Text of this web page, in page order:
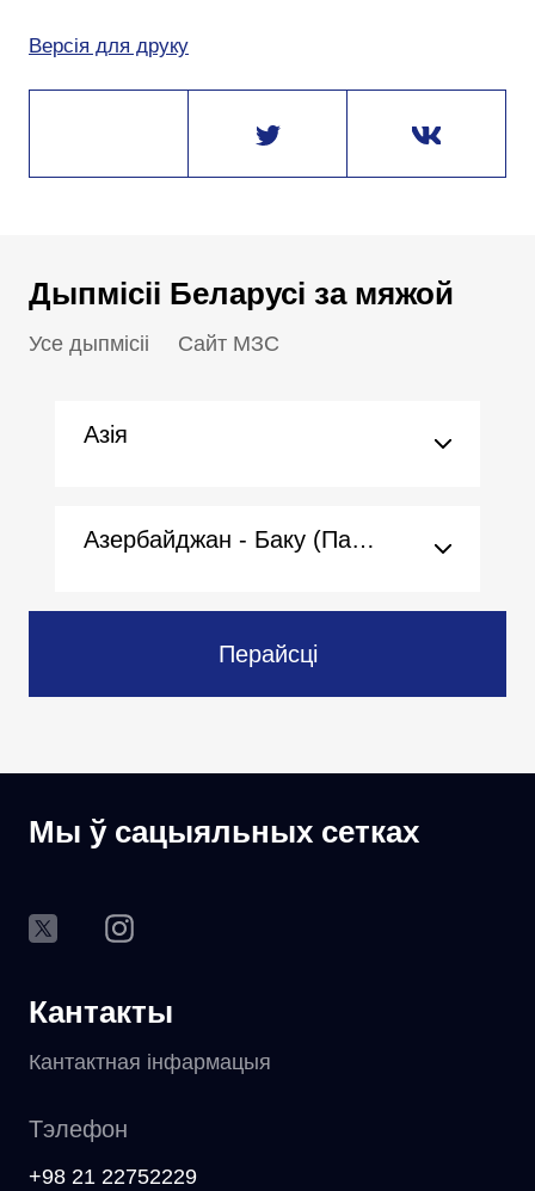
Версія для друку
Дыпмісіі Беларусі за мяжой
Усе дыпмісіі Сайт МЗС
Азія
Азербайджан - Баку (Пасольства)
Перайсці
Мы ў сацыяльных сетках
Кантакты
Кантактная інфармацыя
Тэлефон
+98 21 22752229